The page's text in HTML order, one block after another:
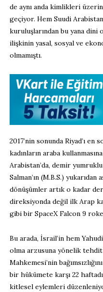
de aynı anda kimlikleri
geçiyor. Hem Suudi
kuruluşlarından bu yana
ilişkinin yasal, sosyal ve
olmamıştı.
2017’nin sonunda Riyad’ı
kadınların araba
Arabistan’da, demir
Salman’ın (M.B.S.) yukarıdan
dönüşümler artık o kadar
direksiyonda değil ilk Arap
gibi bir SpaceX Falcon 9
Bu arada, İsrail’in hem
olma arzusuna yönelik
Mahkemesi’nin
bir hükümete karşı 22
kitlesel eylemleri